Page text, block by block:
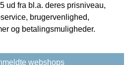
ud fra bl.a. deres prisniveau,
brugervenlighed,
og betalingsmuligheder.
webshops